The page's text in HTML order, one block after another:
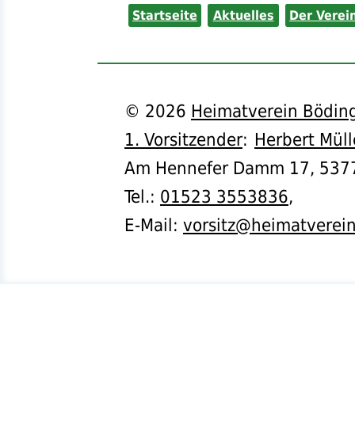
Startseite Aktuelles Der
© 2026 Heimatverein
1. Vorsitzender: Herbert
Am Hennefer Damm 17,
Tel.: 01523 3553836,
E-Mail: